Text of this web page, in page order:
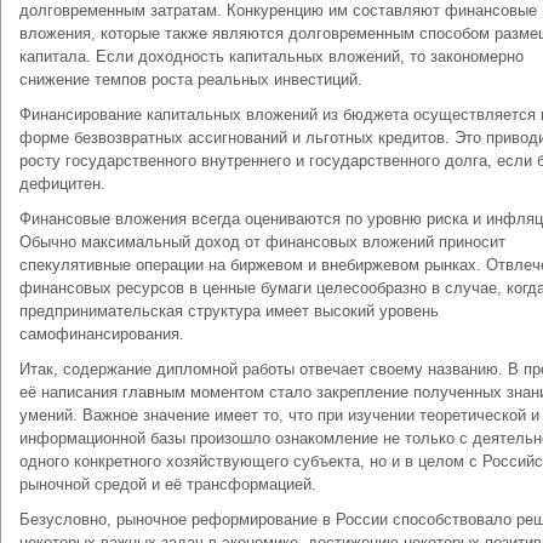
долговременным затратам. Конкуренцию им составляют финансовые
вложения, которые также являются долговременным способом
капитала. Если доходность капитальных вложений, то закономерно
снижение темпов роста реальных инвестиций.
Финансирование капитальных вложений из бюджета осуществляется
форме безвозвратных ассигнований и льготных кредитов. Это
росту государственного внутреннего и государственного долга, если
дефицитен.
Финансовые вложения всегда оцениваются по уровню риска и
Обычно максимальный доход от финансовых вложений приносит
спекулятивные операции на биржевом и внебиржевом рынках.
финансовых ресурсов в ценные бумаги целесообразно в случае,
предпринимательская структура имеет высокий уровень
самофинансирования.
Итак, содержание дипломной работы отвечает своему названию. В
её написания главным моментом стало закрепление полученных
умений. Важное значение имеет то, что при изучении теоретической и
информационной базы произошло ознакомление не только с
одного конкретного хозяйствующего субъекта, но и в целом с
рыночной средой и её трансформацией.
Безусловно, рыночное реформирование в России способствовало